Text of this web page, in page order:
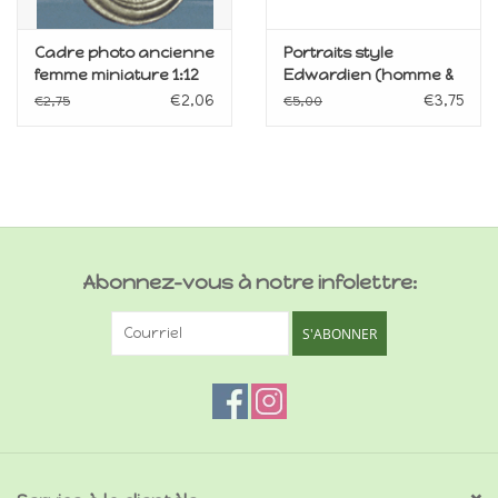
Cadre photo ancienne
femme miniature 1:12
€2,75 €2,06
Portraits style
Edwardien (homme &
femme) miniatures 1:12
€5,00 €3,75
Abonnez-vous à notre infolettre:
S'ABONNER